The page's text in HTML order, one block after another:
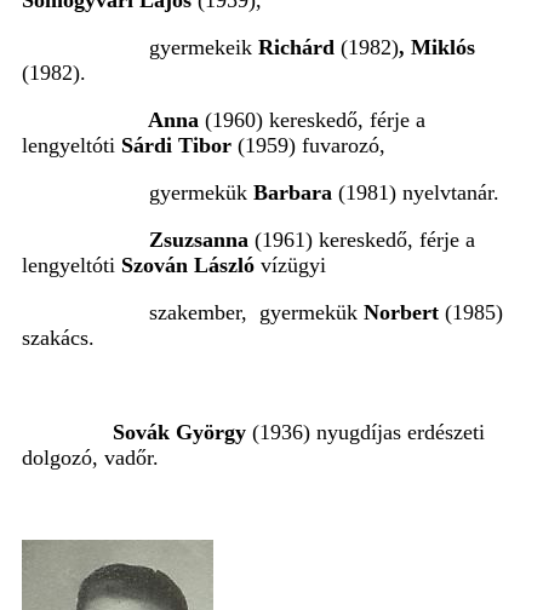
gyermekeik Richárd (1982), Miklós
(1982).
Anna (1960) kereskedő, férje a
lengyeltóti Sárdi Tibor (1959) fuvarozó,
gyermekük Barbara (1981) nyelvtanár.
Zsuzsanna (1961) kereskedő, férje a
lengyeltóti Szován László vízügyi
szakember, gyermekük Norbert (1985)
szakács.
Sovák György (1936) nyugdíjas erdészeti
dolgozó, vadőr.